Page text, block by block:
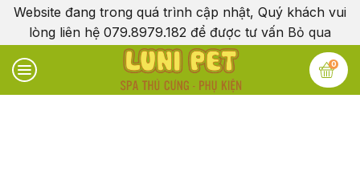
Website đang trong quá trình cập nhật, Quý khách vui
lòng liên hệ 079.8979.182 để được tư vấn Bỏ qua
0